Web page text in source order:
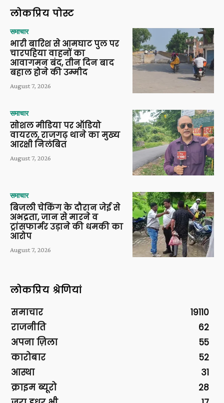
लोकप्रिय पोस्ट
समाचार
भारी बारिश से आमघाट पुल पर
चारपहिया वाहनों का
आवागमन बंद, तीन दिन बाद
बहाल होने की उम्मीद
August 7, 2026
समाचार
सोशल मीडिया पर ऑडियो
वायरल, राजगढ़ थाने का मुख्य
आरक्षी निलंबित
August 7, 2026
समाचार
बिजली चेकिंग के दौरान जेई से
अभद्रता, जान से मारने व
ट्रांसफार्मर उड़ाने की धमकी का
आरोप
August 7, 2026
लोकप्रिय श्रेणियां
समाचार
19110
राजनीति
62
अपना ज़िला
55
कारोबार
52
आस्था
31
क्राइम ब्यूरो
28